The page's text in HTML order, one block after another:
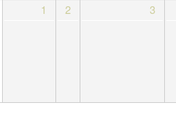
1 2 3